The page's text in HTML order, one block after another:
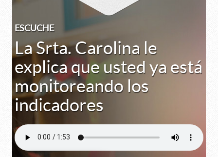
ESCUCHE
La Srta. Carolina le
explica que usted ya está
monitoreando los
indicadores